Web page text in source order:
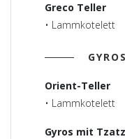
Greco Teller
• Lammkotelett
Orient-Teller
• Lammkotelett
Gyros mit